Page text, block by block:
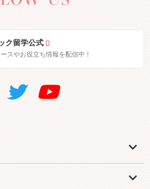
ク留学公式
スやお役立ち情報を配信中！